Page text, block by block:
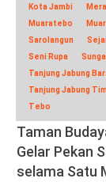
Kota Jambi
Muaratebo
Sarolangun
Seni Rupa
Tanjung Jabung
Tanjung Jabung
Tebo
Taman
Gelar Pekan
selama Satu